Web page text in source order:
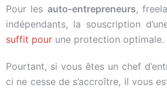
Pour les auto-entrepreneurs,
indépendants, la souscription
suffit pour une protection optimale.
Pourtant, si vous êtes un chef
ci ne cesse de s’accroître, il vous